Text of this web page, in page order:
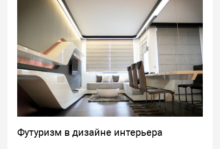
Футуризм в дизайне интерьера